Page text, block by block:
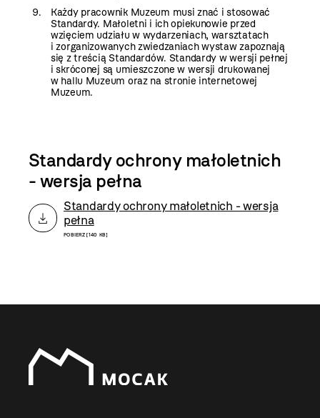
Każdy pracownik Muzeum musi znać i stosować
Standardy. Małoletni i ich opiekunowie przed
wzięciem udziału w wydarzeniach, warsztatach
i zorganizowanych zwiedzaniach wystaw zapoznają
się z treścią Standardów. Standardy w wersji pełnej
i skróconej są umieszczone w wersji drukowanej
w hallu Muzeum oraz na stronie internetowej
Muzeum.
Standardy ochrony małoletnich
- wersja pełna
Standardy ochrony małoletnich - wersja
pełna
POBIERZ [140 KB]